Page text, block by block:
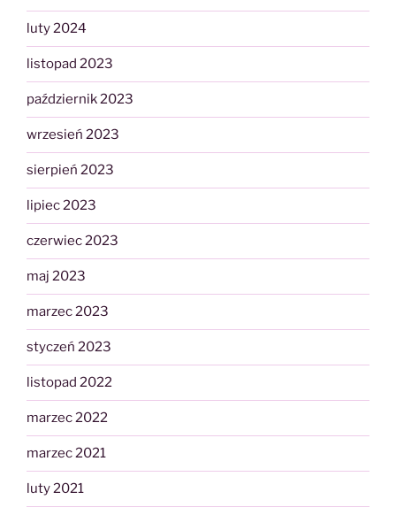
luty 2024
listopad 2023
październik 2023
wrzesień 2023
sierpień 2023
lipiec 2023
czerwiec 2023
maj 2023
marzec 2023
styczeń 2023
listopad 2022
marzec 2022
marzec 2021
luty 2021